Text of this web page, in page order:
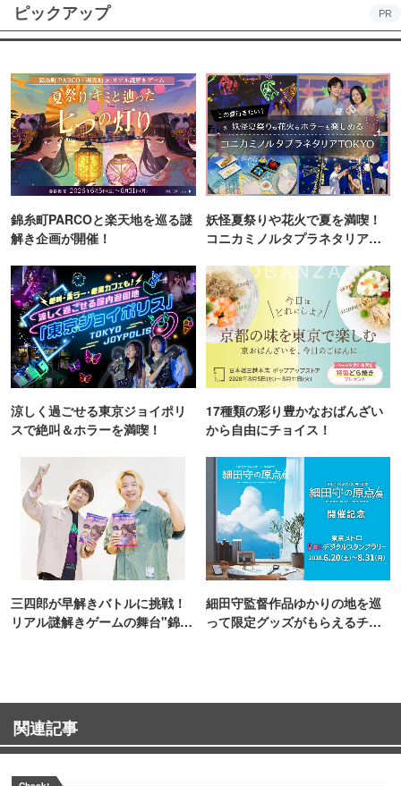
ピックアップ PR
錦糸町PARCOと楽天地を巡る謎
解き企画が開催！
妖怪夏祭りや花火で夏を満喫！
コニカミノルタプラネタリア
涼しく過ごせる東京ジョイポリ
スで絶叫＆ホラーを満喫！
17種類の彩り豊かなおばんざい
から自由にチョイス！
三四郎が早解きバトルに挑戦！
リアル謎解きゲームの舞台"錦糸
細田守監督作品ゆかりの地を巡
って限定グッズがもらえるチャ
関連記事